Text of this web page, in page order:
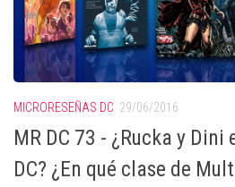
MICRORESEÑAS DC 29/06/2016
MR DC 73 - ¿Rucka y
DC? ¿En qué clase de